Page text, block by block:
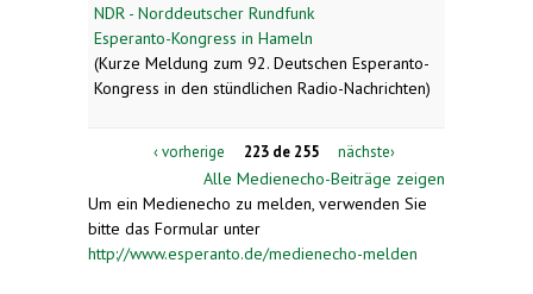
NDR - Norddeutscher Rundfunk
Esperanto-Kongress in Hameln
(Kurze Meldung zum 92. Deutschen Esperanto-
Kongress in den stündlichen Radio-Nachrichten)
‹ vorherige 223 de 255 nächste›
Alle Medienecho-Beiträge zeigen
Um ein Medienecho zu melden, verwenden Sie
bitte das Formular unter
http://www.esperanto.de/medienecho-melden